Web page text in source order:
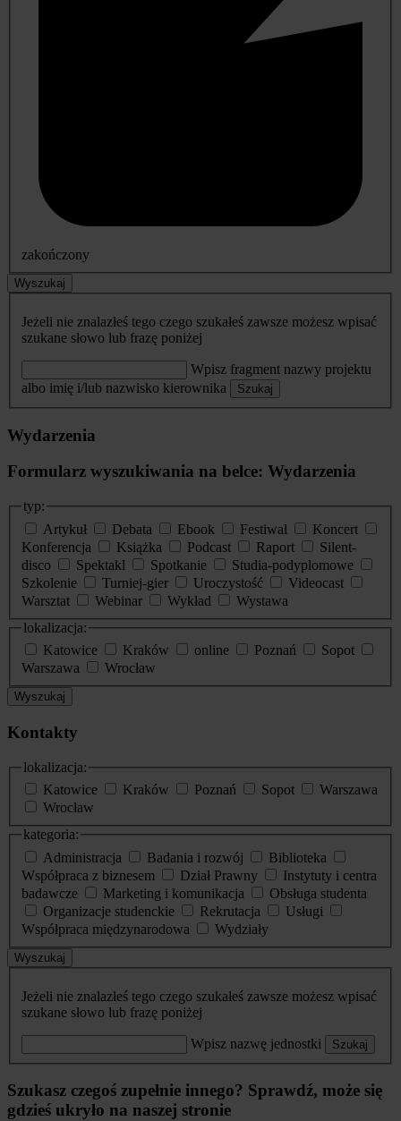
zakończony
Wyszukaj
Jeżeli nie znalazłeś tego czego szukałeś zawsze możesz wpisać
szukane słowo lub frazę poniżej
Wpisz fragment nazwy projektu
albo imię i/lub nazwisko kierownika
Szukaj
Wydarzenia
Formularz wyszukiwania na belce: Wydarzenia
typ:
Artykuł
Debata Ebook Festiwal
Koncert
Konferencja
Książka Podcast Raport
Silent-
disco
Spektakl Spotkanie
Studia-podyplomowe
Szkolenie
Turniej-gier Uroczystość
Videocast
Warsztat
Webinar Wykład
Wystawa
lokalizacja:
Katowice
Kraków online Poznań
Sopot
Warszawa
Wrocław
Wyszukaj
Kontakty
lokalizacja:
Katowice
Kraków Poznań Sopot
Warszawa
Wrocław
kategoria:
Administracja
Badania i rozwój
Biblioteka
Współpraca z biznesem
Dział Prawny
Instytuty i centra
badawcze
Marketing i komunikacja
Obsługa studenta
Organizacje studenckie
Rekrutacja
Usługi
Współpraca międzynarodowa
Wydziały
Wyszukaj
Jeżeli nie znalazłeś tego czego szukałeś zawsze możesz wpisać
szukane słowo lub frazę poniżej
Wpisz nazwę jednostki Szukaj
Szukasz czegoś zupełnie innego? Sprawdź, może się
gdzieś ukryło na naszej stronie